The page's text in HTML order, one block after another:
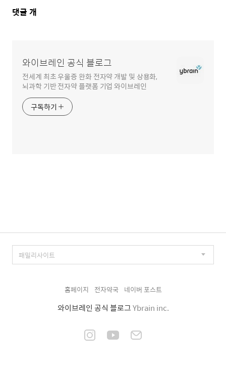
댓
댓글 개
와이브레인 공식 블로그
전세계 최초 우울증 완화 전자약 개발 및 상용화,
뇌과학 기반 전자약 플랫폼 기업 와이브레인
구독하기
홈페이지 전자약국 네이버 포스트
와이브레인 공식 블로그Ybrain inc.